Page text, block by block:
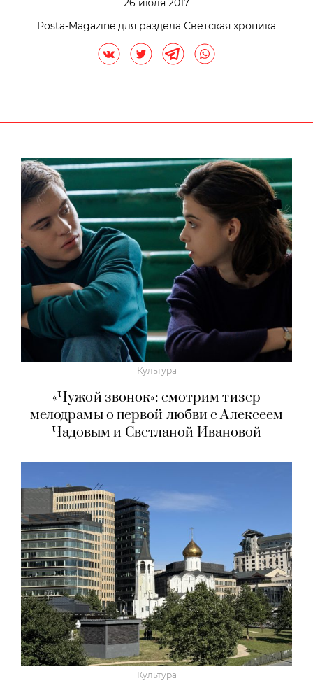
Posta-Magazine для раздела Светская хроника
Культура
«Чужой звонок»: смотрим тизер
мелодрамы о первой любви с Алексеем
Чадовым и Светланой Ивановой
Культура